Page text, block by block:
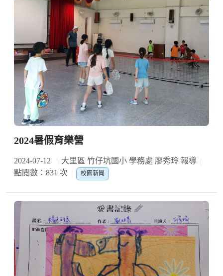
2024暑假育樂營
2024-07-12
大里區 竹仔坑國小 學務處 廖秀玲 報導
點閱數：831 次
校園新聞